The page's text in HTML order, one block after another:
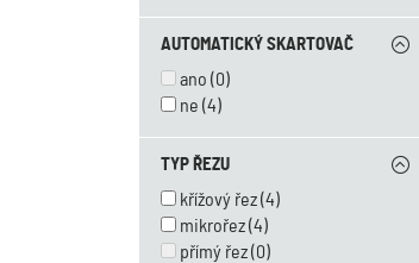
AUTOMATICKÝ SKARTOVAČ
ano (0)
ne (4)
TYP ŘEZU
křížový řez(4)
mikrořez(4)
přímý řez(0)